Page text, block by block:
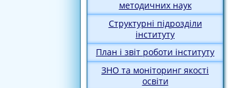
методичних наук
Структурні підрозділи
інституту
План і звіт роботи інституту
ЗНО та моніторинг якості
освіти